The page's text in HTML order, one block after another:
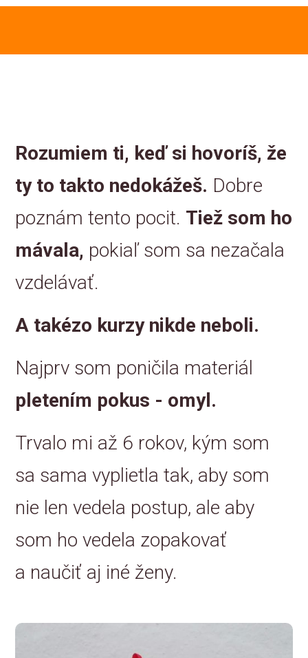
Rozumiem ti, keď si hovoríš, že
ty to takto nedokážeš. Dobre
poznám tento pocit. Tiež som ho
mávala, pokiaľ som sa nezačala
vzdelávať.
A takézo kurzy nikde neboli.
Najprv som poničila materiál
pletením pokus - omyl.
Trvalo mi až 6 rokov, kým som
sa sama vyplietla tak, aby som
nie len vedela postup, ale aby
som ho vedela zopakovať
a naučiť aj iné ženy.